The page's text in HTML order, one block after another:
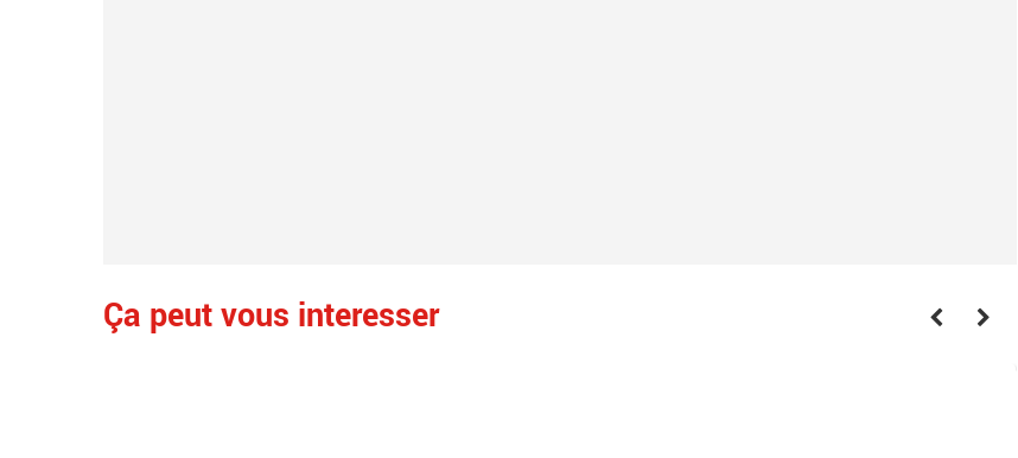
Ça peut vous interesser